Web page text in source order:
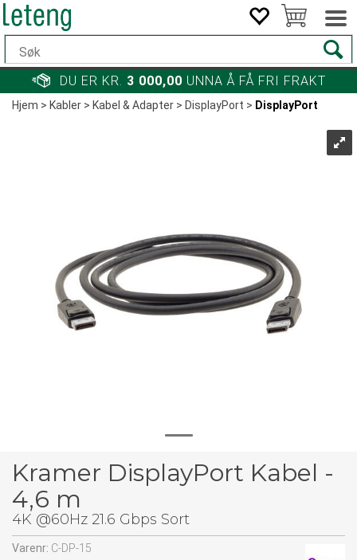
DU ER KR. 3 000,00 UNNA Å FÅ FRI FRAKT
Hjem>Kabler>Kabel & Adapter>DisplayPort> DisplayPort
Kramer DisplayPort Kabel -
4,6 m
4K @60Hz 21.6 Gbps Sort
Varenr: C-DP-15